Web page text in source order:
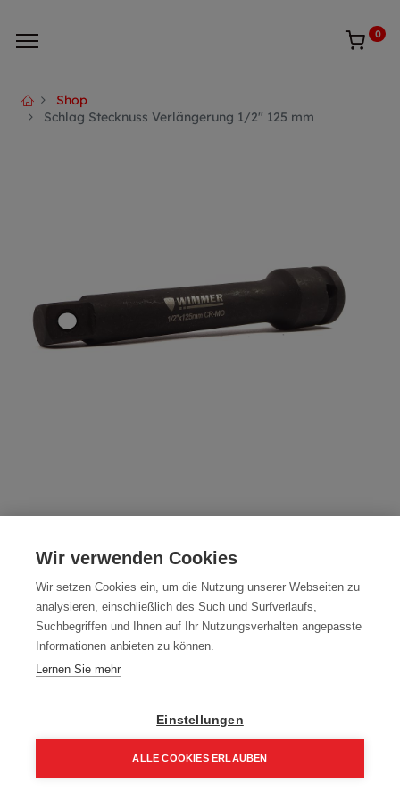
0
Shop
Schlag Stecknuss Verlängerung 1/2" 125 mm
mm
Artikelnummer:40446
Typ: 125 mm
11,13€ 14,84 €
13,36 € inkl. Mwst
Wir verwenden Cookies
Wir setzen Cookies ein, um die Nutzung unserer Webseiten zu
analysieren, einschließlich des Such und Surfverlaufs,
Suchbegriffen und Ihnen auf Ihr Nutzungsverhalten angepasste
Informationen anbieten zu können.
Lernen Sie mehr
Einstellungen
ALLE COOKIES ERLAUBEN